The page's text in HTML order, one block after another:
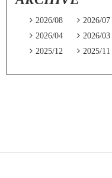
 2026/08  2026/07
 2026/04  2026/03
 2025/12  2025/11